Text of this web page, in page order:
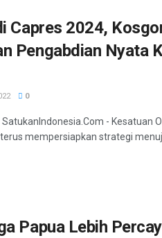
Capres 2024,
Pengabdian Nyata
0
SatukanIndonesia.Com - Kesatuan
mempersiapkan strategi
Papua Lebih